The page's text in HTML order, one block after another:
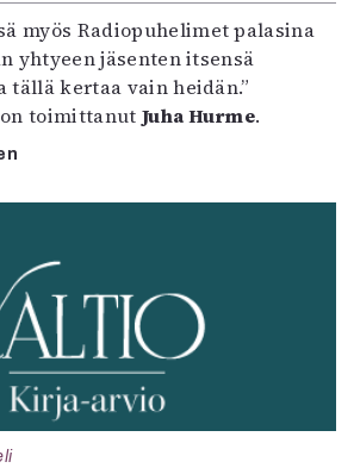
myös Radiopuhelimet palasina
yhtyeen jäsenten itsensä
tällä kertaa vain heidän.”
toimittanut Juha Hurme.